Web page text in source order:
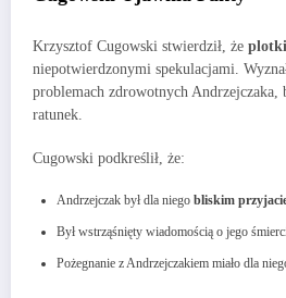
Krzysztof Cugowski stwierdził, że
niepotwierdzonymi spekulacjami.
problemach zdrowotnych Andrzejczaka,
ratunek.
Cugowski podkreślił, że:
Andrzejczak był dla niego bliskim
Był wstrząśnięty wiadomością o jego
Pożegnanie z Andrzejczakiem miało dla